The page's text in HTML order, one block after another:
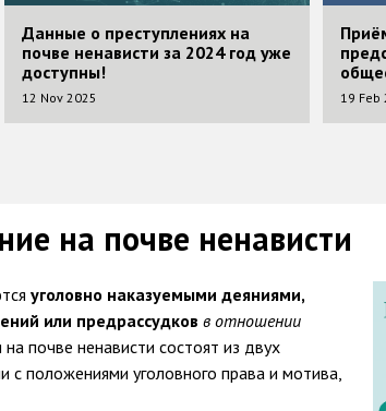
Данные о преступлениях на
почве ненависти за 2024 год уже
доступны!
12 Nov 2025 19 Feb
на почве ненависти
уголовно наказуемыми деяниями,
или предрассудков в отношении
почве ненависти состоят из двух
с положениями уголовного права и мотива,